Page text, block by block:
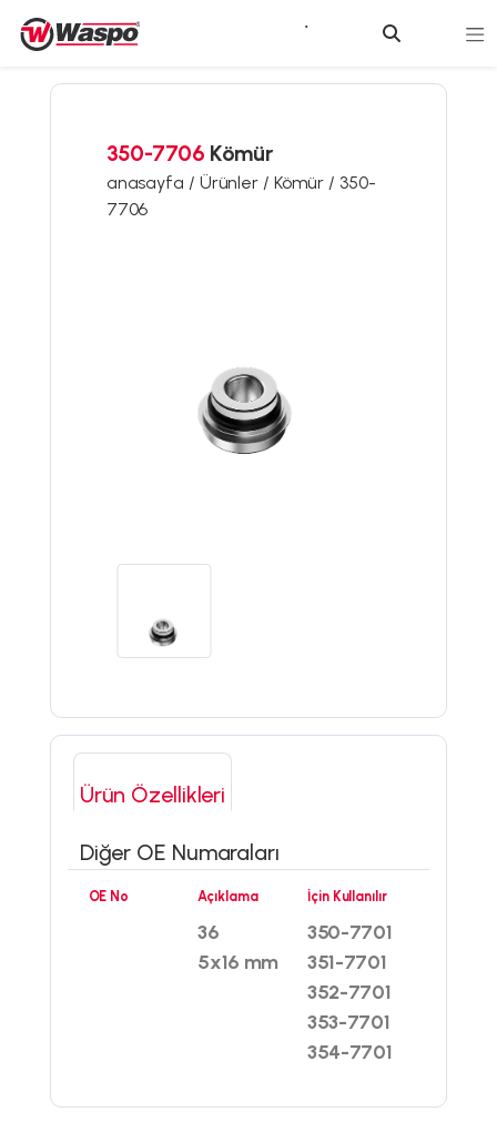
350-7706 Kömür
anasayfa / Ürünler / Kömür / 350-
7706
Ürün Özellikleri
Diğer OE Numaraları
OE No Açıklama
36
5x16 mm
İçin Kullanılır
350-7701
351-7701
352-7701
353-7701
354-7701